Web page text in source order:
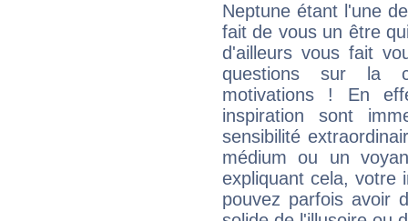
Neptune étant l'une
fait de vous un être
d'ailleurs vous fait
questions sur la
motivations ! En
inspiration sont
sensibilité
médium ou un
expliquant cela, votre
pouvez parfois avoir